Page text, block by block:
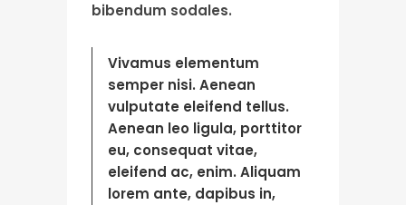
bibendum sodales.
Vivamus elementum
semper nisi. Aenean
vulputate eleifend tellus.
Aenean leo ligula, porttitor
eu, consequat vitae,
eleifend ac, enim. Aliquam
lorem ante, dapibus in,